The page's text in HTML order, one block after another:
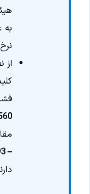
به
از
– 1.1693